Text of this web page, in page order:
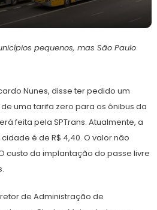
pequenos, mas São Paulo
Nunes, disse ter pedido um
uma tarifa zero para os ônibus da
feita pela SPTrans. Atualmente, a
é de R$ 4,40. O valor não
custo da implantação do passe livre
de Administração de